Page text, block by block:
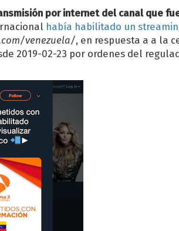
por internet del canal que
había habilitado un
venezuela/, en respuesta a a la
2019-02-23 por ordenes del